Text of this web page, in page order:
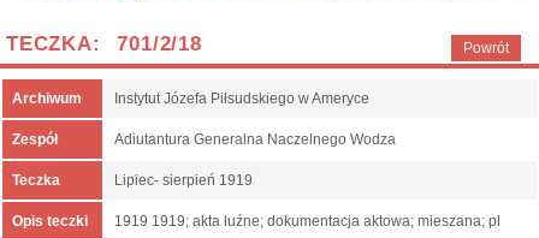
Powrót
TECZKA: 701/2/18
Archiwum Instytut Józefa Piłsudskiego w Ameryce
Zespół Adiutantura Generalna Naczelnego Wodza
Teczka Lipiec- sierpień 1919
Opis teczki 1919 1919; akta luźne; dokumentacja aktowa; mieszana; pl